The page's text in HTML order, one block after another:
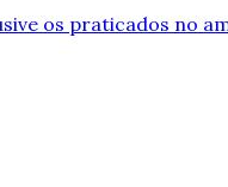
os praticados no